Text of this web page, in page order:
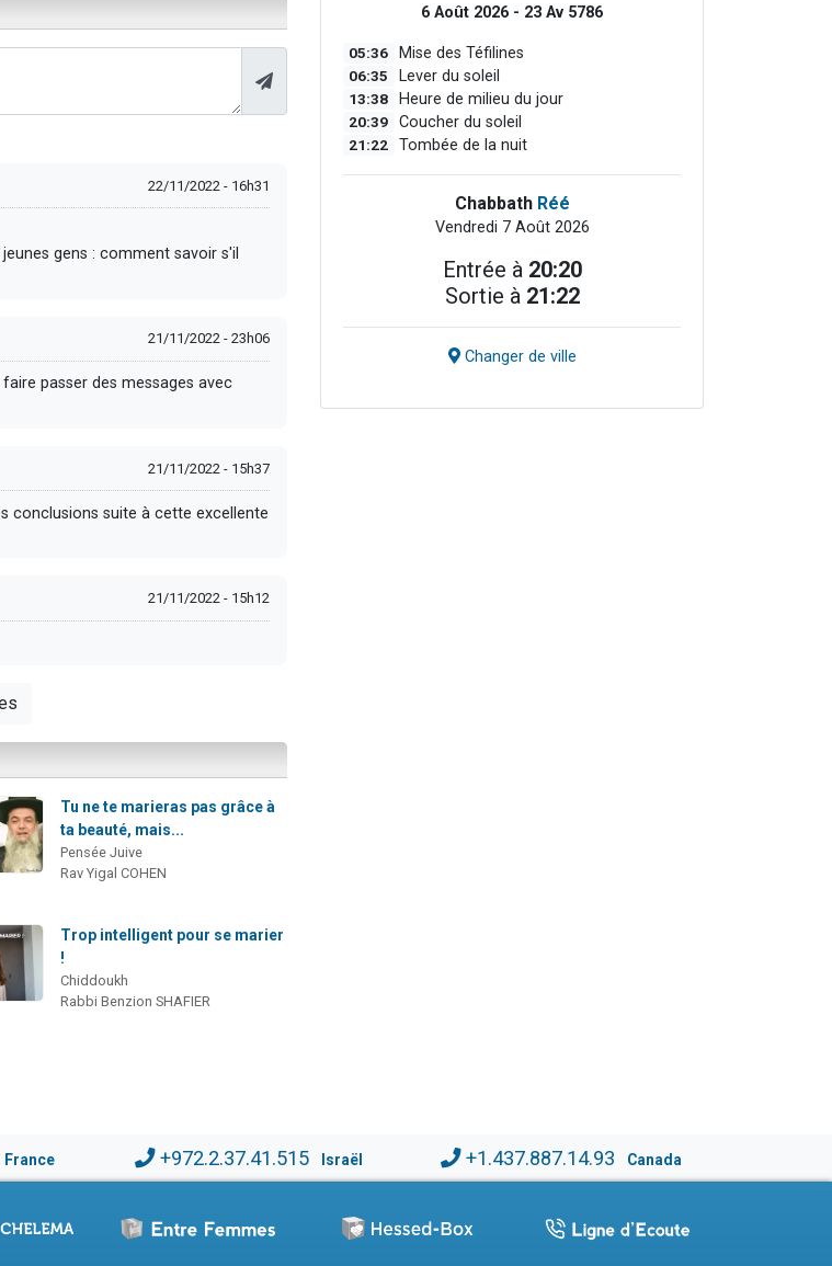
22/11/2022 - 16h31
gens : comment savoir s'il
21/11/2022 - 23h06
passer des messages avec
21/11/2022 - 15h37
conclusions suite à cette excellente
21/11/2022 - 15h12
Tu ne te marieras pas grâce à
ta beauté, mais...
Pensée Juive
Rav Yigal COHEN
Trop intelligent pour se marier
!
Chiddoukh
Rabbi Benzion SHAFIER
6 Août 2026 - 23 Av 5786
05:36 Mise des Téfilines
06:35 Lever du soleil
13:38 Heure de milieu du jour
20:39 Coucher du soleil
21:22 Tombée de la nuit
Chabbath Réé
Vendredi 7 Août 2026
Entrée à 20:20
Sortie à 21:22
Changer de ville
France +972.2.37.41.515 Israël +1.437.887.14.93 Canada